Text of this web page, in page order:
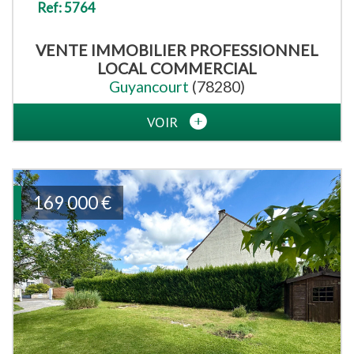
Ref: 5764
VENTE IMMOBILIER PROFESSIONNEL
LOCAL COMMERCIAL
Guyancourt (78280)
VOIR
169 000€